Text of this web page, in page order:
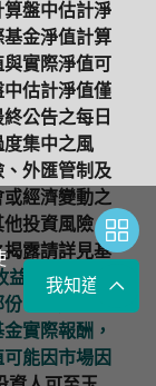
盤中估計淨
金淨值計算
實際淨值可
估計淨值僅
公告之每日
集中之風
、外匯管制及
經濟變動之
投資風險
露請詳見基
益平準金中
，可能導致
實際報酬，
能因市場因
我知道了